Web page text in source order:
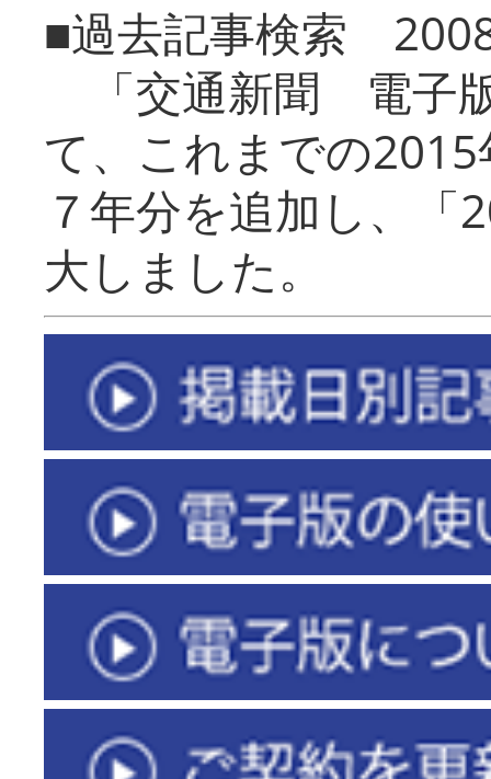
■過去記事検索
「交通新聞 電子
て、これまでの
７年分を追加し、「
大しまし